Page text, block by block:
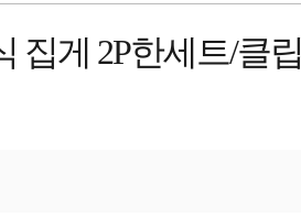
집게 2P한세트/클